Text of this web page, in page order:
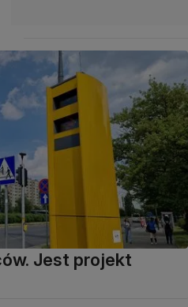
Jest projekt